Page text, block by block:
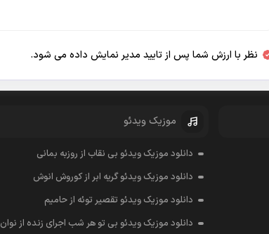
نظر با ارزش شما پس از تایید مدیر نمایش داده می شود.
موزیک ویدئو
دانلود موزیک ویدئو بی نقاب از روزبه بمانی
دانلود موزیک ویدئو گریه ابر از کوروش انوش
دانلود موزیک ویدئو تقصیر توئه از حامیم
دانلود موزیک ویدئو بی تو هر شب اجرای زنده از نوان